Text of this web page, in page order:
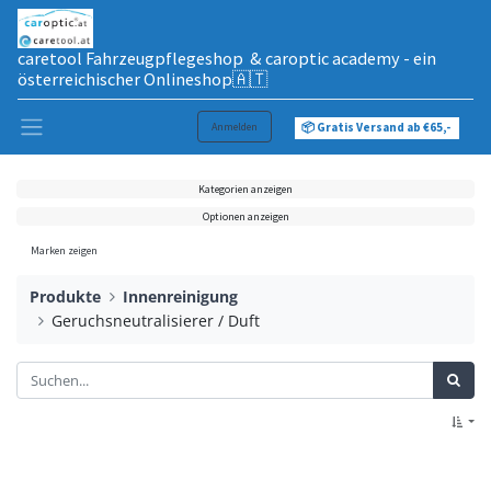
caretool Fahrzeugpflegeshop & caroptic academy - ein
österreichischer Onlineshop🇦🇹
Anmelden 📦 Gratis Versand ab €65,-
Kategorien anzeigen
Optionen anzeigen
Marken zeigen
Produkte
Innenreinigung
Geruchsneutralisierer / Duft